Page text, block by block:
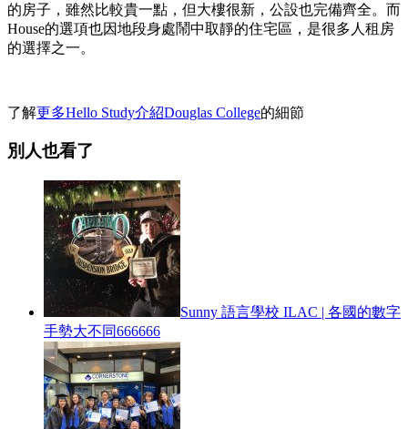
的房子，雖然比較貴一點，但大樓很新，公設也完備齊全。而
House的選項也因地段身處鬧中取靜的住宅區，是很多人租房
的選擇之一。
了解更多Hello Study介紹Douglas College的細節
別人也看了
Sunny 語言學校 ILAC | 各國的數字
手勢大不同666666